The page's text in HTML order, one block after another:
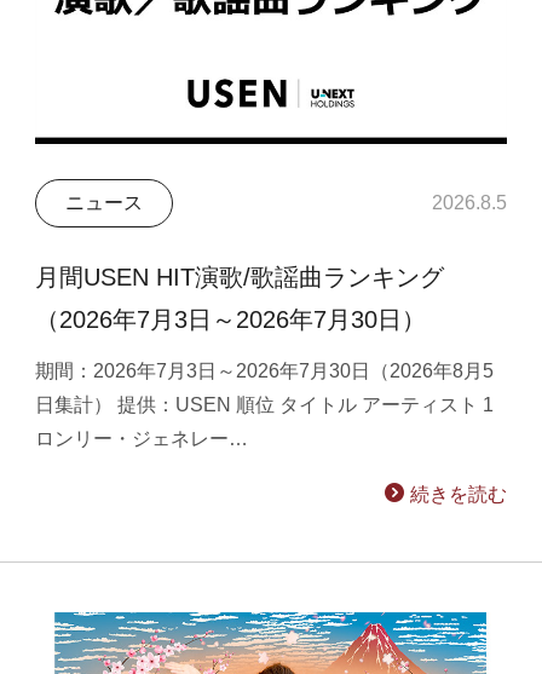
ニュース 2026.8.5
月間USEN HIT演歌/歌謡曲ランキング
（2026年7月3日～2026年7月30日）
期間：2026年7月3日～2026年7月30日（2026年8月5
日集計） 提供：USEN 順位 タイトル アーティスト 1
ロンリー・ジェネレー…
続きを読む